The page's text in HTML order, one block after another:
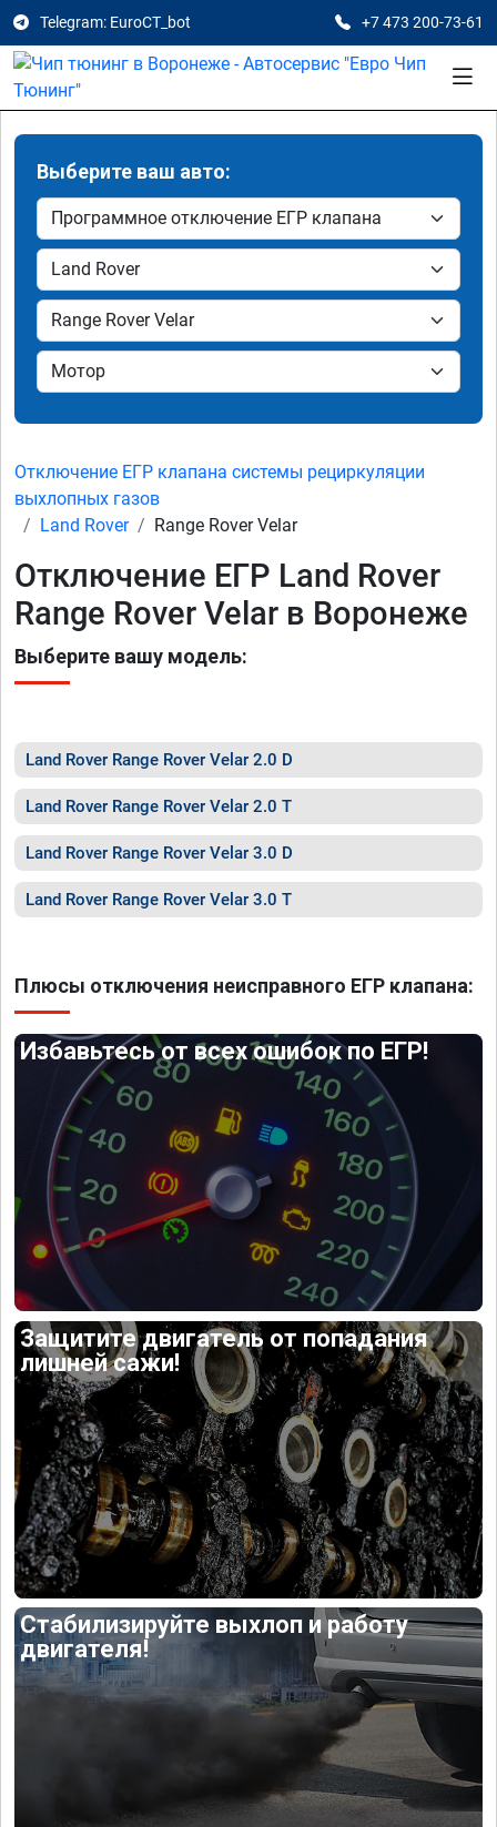
Telegram: EuroCT_bot +7 473 200-73-61
Выберите ваш авто:
Отключение ЕГР клапана системы рециркуляции
выхлопных газов
Land Rover
Range Rover Velar
Отключение ЕГР Land Rover
Range Rover Velar в Воронеже
Выберите вашу модель:
Land Rover Range Rover Velar 2.0 D
Land Rover Range Rover Velar 2.0 T
Land Rover Range Rover Velar 3.0 D
Land Rover Range Rover Velar 3.0 T
Плюсы отключения неисправного ЕГР клапана:
Избавьтесь от всех ошибок по ЕГР!
Защитите двигатель от попадания
лишней сажи!
Стабилизируйте выхлоп и работу
двигателя!